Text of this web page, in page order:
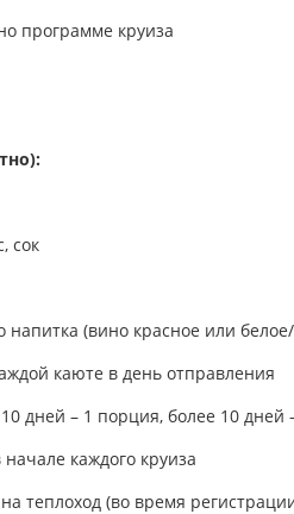
программе круиза
сок
напитка (вино красное или
каюте в день отправления
дней – 1 порция, более 10 дней
каждого круиза
теплоход (во время